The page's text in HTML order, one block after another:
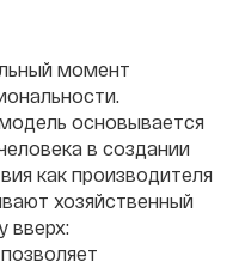
момент
основывается
в создании
как производителя
хозяйственный
вверх: